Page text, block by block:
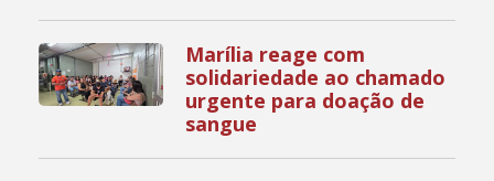
Marília reage com
solidariedade ao chamado
urgente para doação de
sangue